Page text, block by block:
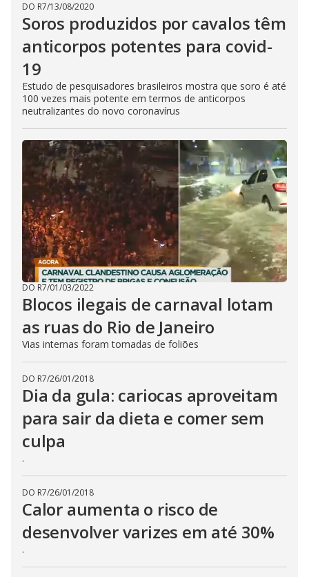
DO R7/13/08/2020
Soros produzidos por cavalos têm
anticorpos potentes para covid-
19
Estudo de pesquisadores brasileiros mostra que soro é até
100 vezes mais potente em termos de anticorpos
neutralizantes do novo coronavírus
DO R7/01/03/2022
Blocos ilegais de carnaval lotam
as ruas do Rio de Janeiro
Vias internas foram tomadas de foliões
DO R7/26/01/2018
Dia da gula: cariocas aproveitam
para sair da dieta e comer sem
culpa
.
DO R7/26/01/2018
Calor aumenta o risco de
desenvolver varizes em até 30%
.